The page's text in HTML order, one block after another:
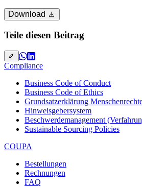
Download
Teile diesen Beitrag
Compliance
Business Code of Conduct
Business Code of Ethics
Grundsatzerklärung
Hinweisgebersystem
Beschwerdemanagement
Sustainable Sourcing Policies
COUPA
Bestellungen
Rechnungen
FAQ